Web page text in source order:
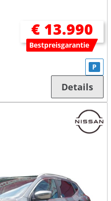
€ 13.990
Bestpreisgarantie
P
Details